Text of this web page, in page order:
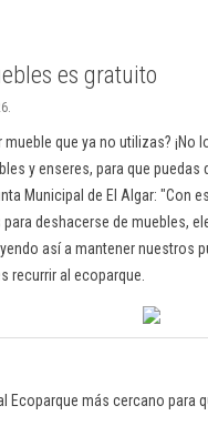
es gratuito
que ya no utilizas? ¡No
y enseres, para que
Municipal de El Algar: "Con
deshacerse de muebles,
así a mantener nuestros
recurrir al ecoparque.
Ecoparque más cercano para